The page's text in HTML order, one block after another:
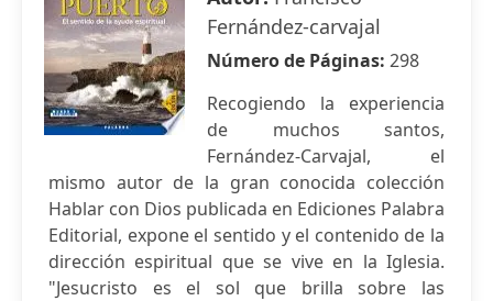
Fernández-carvajal
Número de Páginas: 298
Recogiendo la experiencia
de muchos santos,
Fernández-Carvajal, el
mismo autor de la gran conocida colección
Hablar con Dios publicada en Ediciones Palabra
Editorial, expone el sentido y el contenido de la
dirección espiritual que se vive en la Iglesia.
"Jesucristo es el sol que brilla sobre las